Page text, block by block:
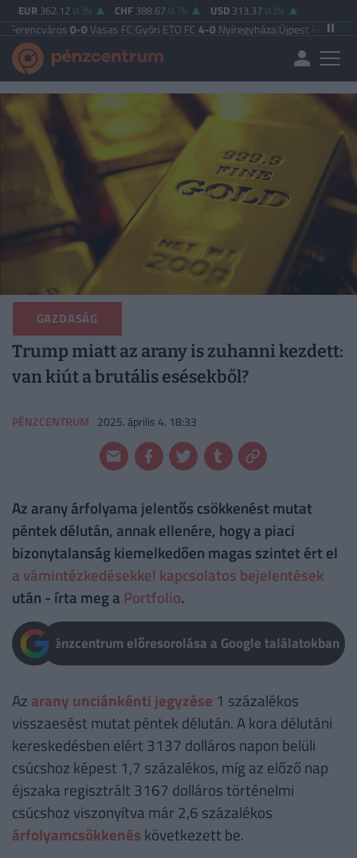
EUR 362.12 0.39 CHF 388.67 0.76 USD 313.37 0.29
0-0Vasas FC|Győri ETO FC4-0Nyíregyháza |Újpest FC4-2Debreceni VSC
GAZDASÁG
Trump miatt az arany is zuhanni kezdett:
van kiút a brutális esésekből?
PÉNZCENTRUM 2025. április 4. 18:33
Az arany árfolyama jelentős csökkenést mutat
péntek délután, annak ellenére, hogy a piaci
bizonytalanság kiemelkedően magas szintet ért el
a vámintézkedésekkel kapcsolatos bejelentések
után - írta meg a Portfolio.
Pénzcentrum előresorolása a Google találatokban
Az arany unciánkénti jegyzése 1 százalékos
visszaesést mutat péntek délután. A kora délutáni
kereskedésben elért 3137 dolláros napon belüli
csúcshoz képest 1,7 százalékos, míg az előző nap
éjszaka regisztrált 3167 dolláros történelmi
csúcshoz viszonyítva már 2,6 százalékos
árfolyamcsökkenés következett be.